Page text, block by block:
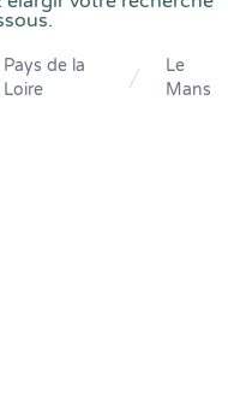
Pays de la
Loire
Le
Mans